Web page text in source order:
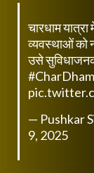
चारधाम
व्यवस्थाओं को
उसे
— Pushkar
9, 2025